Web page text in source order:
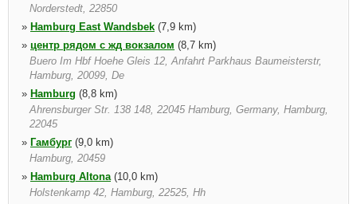
Norderstedt, 22850
» Hamburg East Wandsbek (7,9 km)
» центр рядом с жд вокзалом (8,7 km)
Buero Im Hbf Hoehe Gleis 12, Anfahrt Parkhaus Baumeisterstr,
Hamburg, 20099, De
» Hamburg (8,8 km)
Ahrensburger Str. 138 148, 22045 Hamburg, Germany, Hamburg,
22045
» Гамбург (9,0 km)
Hamburg, 20459
» Hamburg Altona(10,0 km)
Holstenkamp 42, Hamburg, 22525, Hh